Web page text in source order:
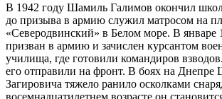
В 1942 году Шамиль Галимов окончил
до призыва в армию служил матросом на
«Северодвинский» в Белом море. В январе
призван в армию и зачислен курсантом
училища, где готовили командиров
его отправили на фронт. В боях на Днепре
Загировича тяжело ранило осколками
восемнадцатилетнем возрасте он